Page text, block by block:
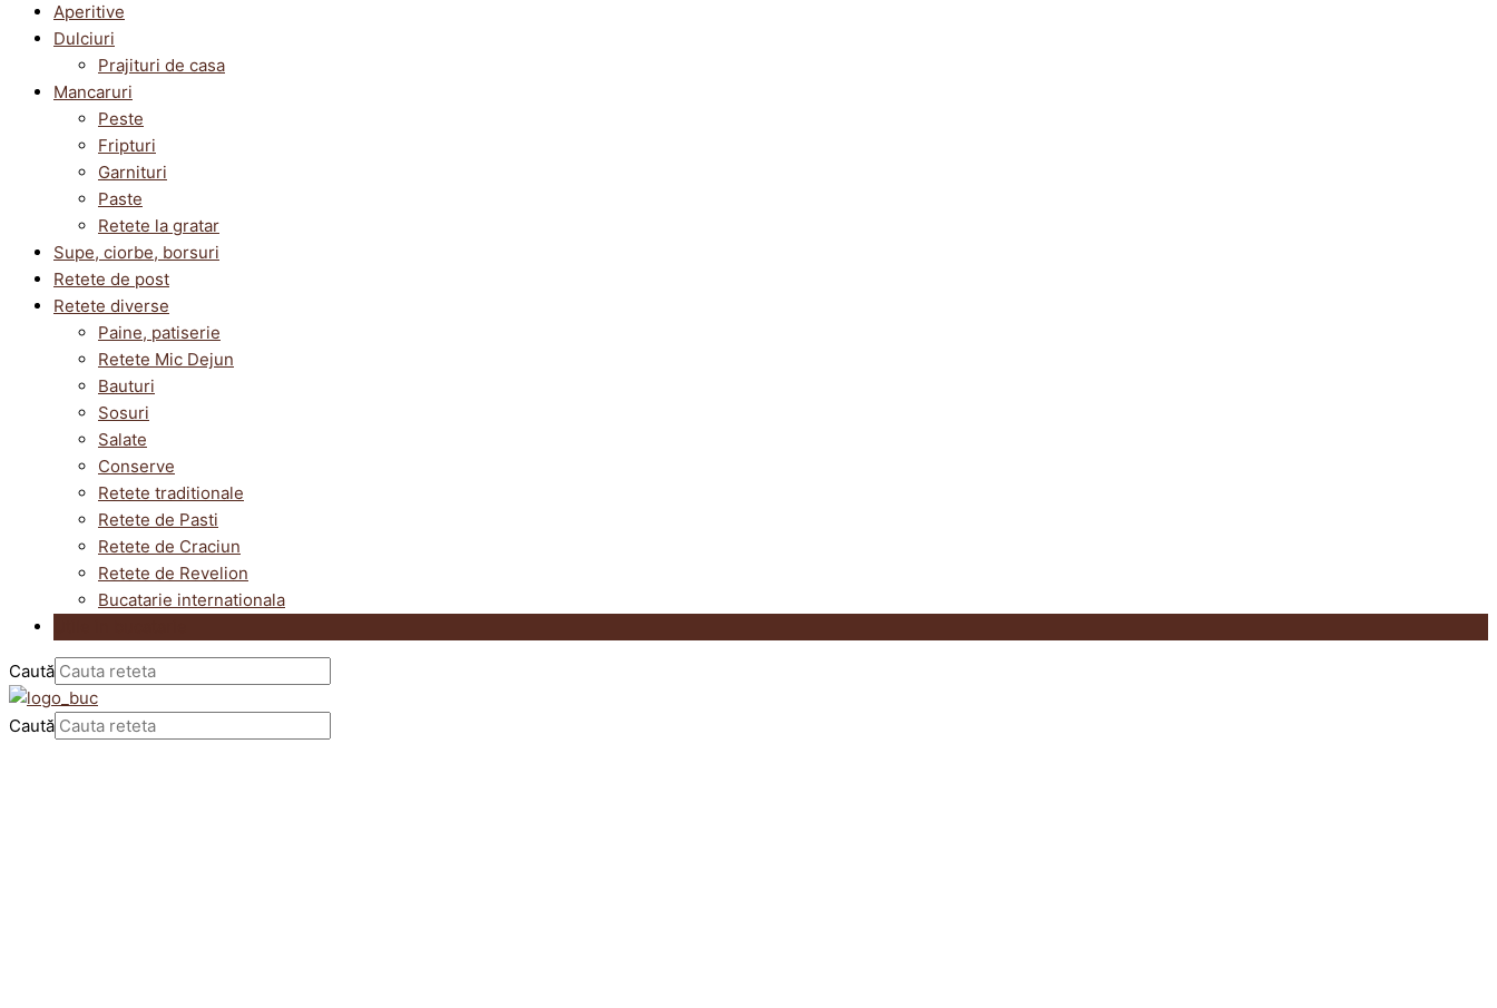
Aperitive
Dulciuri
Prajituri de casa
Mancaruri
Peste
Fripturi
Garnituri
Paste
Retete la gratar
Supe, ciorbe, borsuri
Retete de post
Retete diverse
Paine, patiserie
Retete Mic Dejun
Bauturi
Sosuri
Salate
Conserve
Retete traditionale
Retete de Pasti
Retete de Craciun
Retete de Revelion
Bucatarie internationala
Caută
Caută